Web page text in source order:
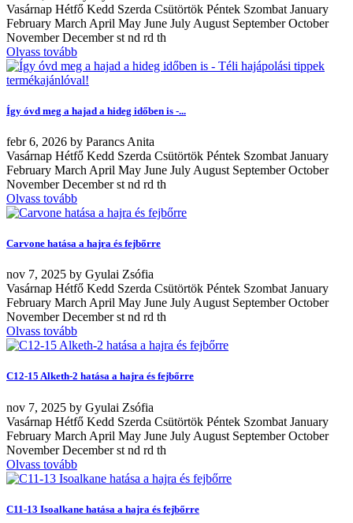
Vasárnap Hétfő Kedd Szerda Csütörtök Péntek Szombat January
February March April May June July August September October
November December st nd rd th
Olvass tovább
Így óvd meg a hajad a hideg időben is -...
febr6, 2026 by Parancs Anita
Vasárnap Hétfő Kedd Szerda Csütörtök Péntek Szombat January
February March April May June July August September October
November December st nd rd th
Olvass tovább
Carvone hatása a hajra és fejbőrre
nov 7, 2025 by Gyulai Zsófia
Vasárnap Hétfő Kedd Szerda Csütörtök Péntek Szombat January
February March April May June July August September October
November December st nd rd th
Olvass tovább
C12-15 Alketh-2 hatása a hajra és fejbőrre
nov 7, 2025 by Gyulai Zsófia
Vasárnap Hétfő Kedd Szerda Csütörtök Péntek Szombat January
February March April May June July August September October
November December st nd rd th
Olvass tovább
C11-13 Isoalkane hatása a hajra és fejbőrre